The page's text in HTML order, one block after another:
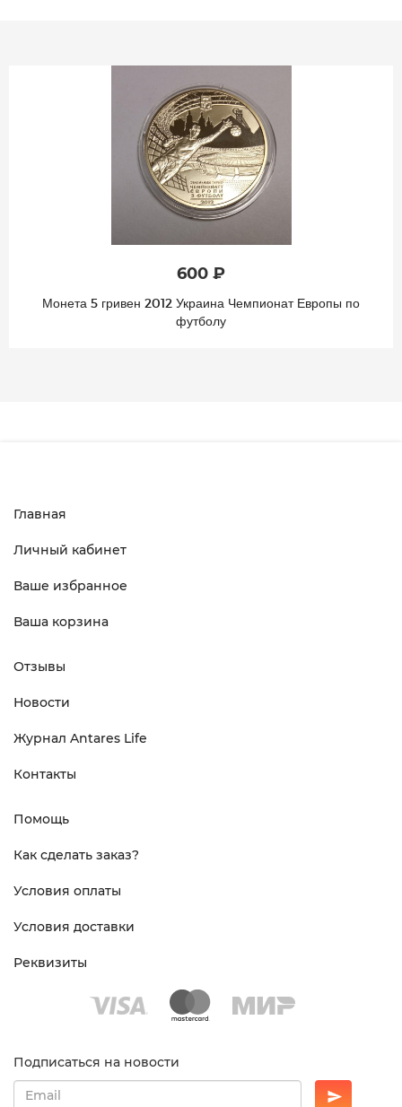
600 ₽
Монета 5 гривен 2012 Украина Чемпионат Европы по
футболу
Главная
Личный кабинет
Ваше избранное
Ваша корзина
Отзывы
Новости
Журнал Antares Life
Контакты
Помощь
Как сделать заказ?
Условия оплаты
Условия доставки
Реквизиты
Подписаться на новости